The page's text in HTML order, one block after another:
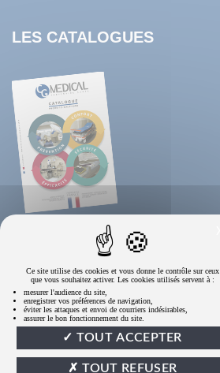
LES CATALOGUES
Ce site utilise des cookies et vous donne le contrôle sur ceux
que vous souhaitez activer. Les cookies utilisés servent à :
mesurer l'audience du site,
enregistrer vos préférences de navigation,
éviter les attaques et envoi de courriers indésirables,
assurer le bon fonctionnement du site.
TOUT ACCEPTER
TOUT REFUSER